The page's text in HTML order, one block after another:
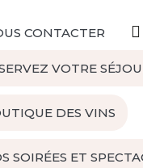
CONTACTER
VOTRE
DES VINS
SOIRÉES ET